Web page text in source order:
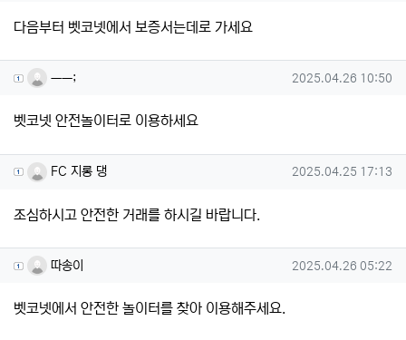
다음부터 벳코넷에서 보증서는데로 가세요
ㅡㅡ;님의 댓글
ㅡㅡ; 작성일
2025.04.26 10:50
벳코넷 안전놀이터로 이용하세요
FC 지롱 댕님의 댓글
FC 지롱 댕 작성일
2025.04.25 17:13
조심하시고 안전한 거래를 하시길 바랍니다.
따송이님의 댓글
따송이 작성일
2025.04.26 05:22
벳코넷에서 안전한 놀이터를 찾아 이용해주세요.